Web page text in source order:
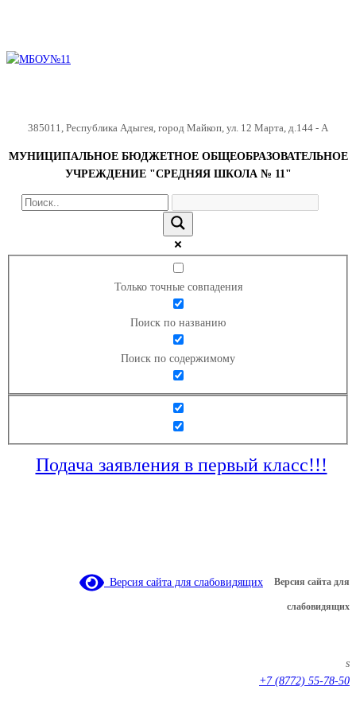
385011, Республика Адыгея, город Майкоп, ул. 12 Марта, д.144 - А
МУНИЦИПАЛЬНОЕ БЮДЖЕТНОЕ ОБЩЕОБРАЗОВАТЕЛЬНОЕ
УЧРЕЖДЕНИЕ "СРЕДНЯЯ ШКОЛА № 11"
Только точные совпадения
Поиск по названию
Поиск по содержимому
Подача заявления в первый класс!!!
Версия сайта для слабовидящих Версия сайта для
слабовидящих
s
+7 (8772) 55-78-50